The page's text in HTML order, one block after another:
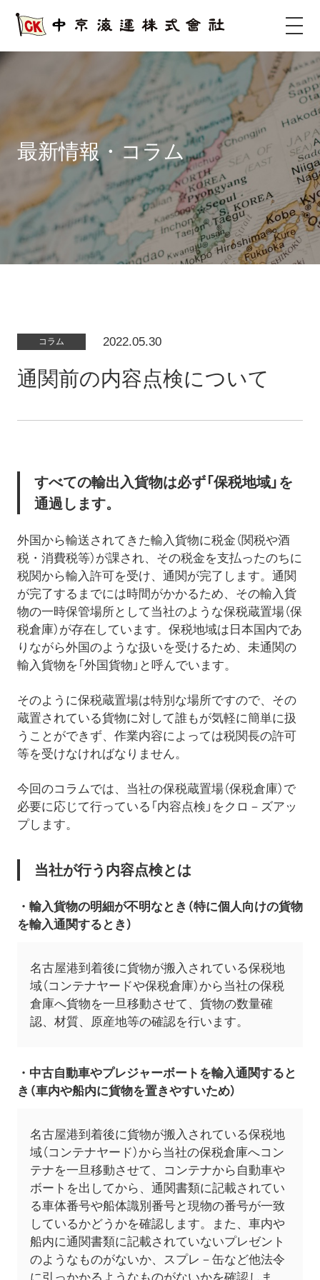
最新情報・コラム
コラム 2022.05.30
通関前の内容点検について
すべての輸出入貨物は必ず「保税地域」を
通過します。
外国から輸送されてきた輸入貨物に税金（関税や酒
税・消費税等）が課され、その税金を支払ったのちに
税関から輸入許可を受け、通関が完了します。通関
が完了するまでには時間がかかるため、その輸入貨
物の一時保管場所として当社のような保税蔵置場（保
税倉庫）が存在しています。保税地域は日本国内であ
りながら外国のような扱いを受けるため、未通関の
輸入貨物を「外国貨物」と呼んでいます。
そのように保税蔵置場は特別な場所ですので、その
蔵置されている貨物に対して誰もが気軽に簡単に扱
うことができず、作業内容によっては税関長の許可
等を受けなければなりません。
今回のコラムでは、当社の保税蔵置場（保税倉庫）で
必要に応じて行っている「内容点検」をクロ－ズアッ
プします。
当社が行う内容点検とは
・輸入貨物の明細が不明なとき（特に個人向けの貨物
を輸入通関するとき）
名古屋港到着後に貨物が搬入されている保税地
域（コンテナヤードや保税倉庫）から当社の保税
倉庫へ貨物を一旦移動させて、貨物の数量確
認、材質、原産地等の確認を行います。
・中古自動車やプレジャーボートを輸入通関すると
き（車内や船内に貨物を置きやすいため）
名古屋港到着後に貨物が搬入されている保税地
域（コンテナヤード）から当社の保税倉庫へコン
テナを一旦移動させて、コンテナから自動車や
ボートを出してから、通関書類に記載されてい
る車体番号や船体識別番号と現物の番号が一致
しているかどうかを確認します。また、車内や
船内に通関書類に記載されていないプレゼント
のようなものがないか、スプレ－缶など他法令
サ
イ
ト
タ
イ
ト
ル
サ
イ
ト
メ
ニ
ュ
ー